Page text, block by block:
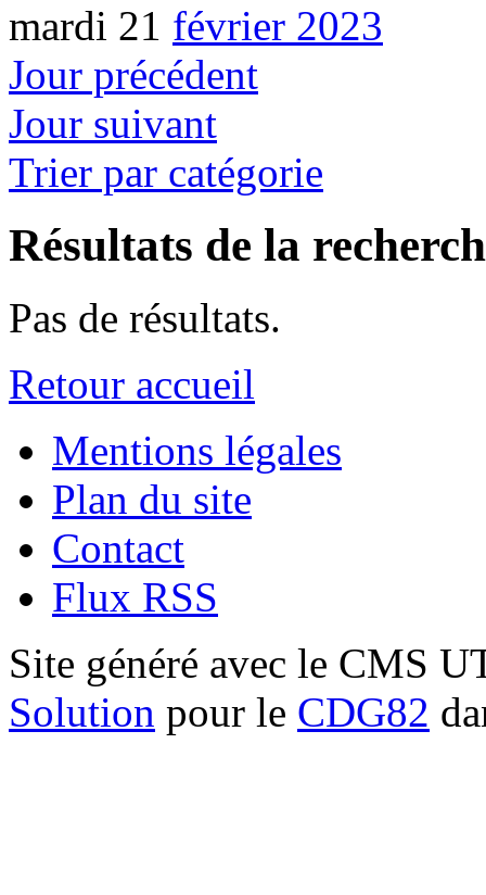
mardi 21 février 2023
Jour précédent
Jour suivant
Trier par catégorie
Résultats de la
Pas de résultats.
Retour accueil
Mentions légales
Plan du site
Contact
Flux RSS
Site généré avec le CMS
Solution pour le CDG82